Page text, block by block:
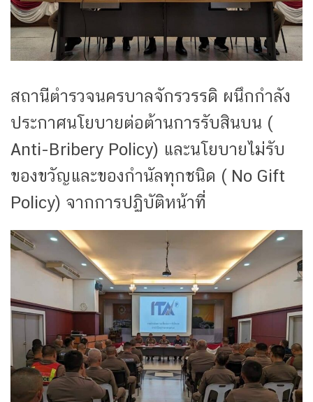
สถานีตำรวจนครบาลจักรวรรดิ ผนึกกำลัง
ประกาศนโยบายต่อต้านการรับสินบน (
Anti-Bribery Policy) และนโยบายไม่รับ
ของขวัญและของกำนัลทุกชนิด ( No Gift
Policy) จากการปฏิบัติหน้าที่